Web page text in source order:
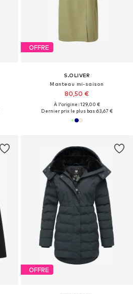
OFFRE
S.OLIVER
Manteau mi-saison
80,50 €
À l'origine : 129,00 €
Dernier prix le plus bas :63,67 €
OFFRE